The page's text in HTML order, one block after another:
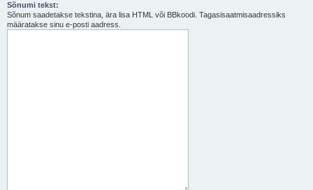
Sõnumi tekst:
Sõnum saadetakse tekstina, ära lisa HTML või BBkoodi. Tagasisaatmisaadressiks
määratakse sinu e-posti aadress.